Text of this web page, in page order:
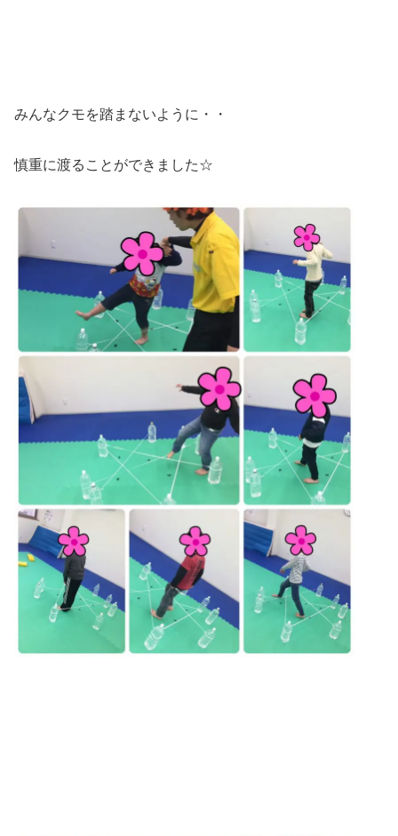
みんなクモを踏まないように・・
慎重に渡ることができました☆